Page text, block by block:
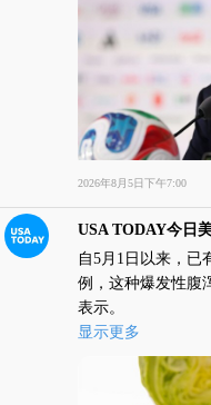
2026年8月5日下午7:00
USA TODAY今日
自5月1日以来，已
例，这种爆发性腹
表示。
显示更多